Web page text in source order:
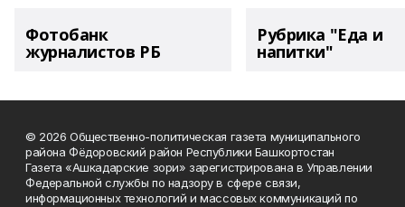
Фотобанк
журналистов РБ
Рубрика "Еда и
напитки"
© 2026 Общественно-политическая газета муниципального
района Фёдоровский район Республики Башкортостан
Газета «Ашкадарские зори» зарегистрирована в Управлении
Федеральной службы по надзору в сфере связи,
информационных технологий и массовых коммуникаций по